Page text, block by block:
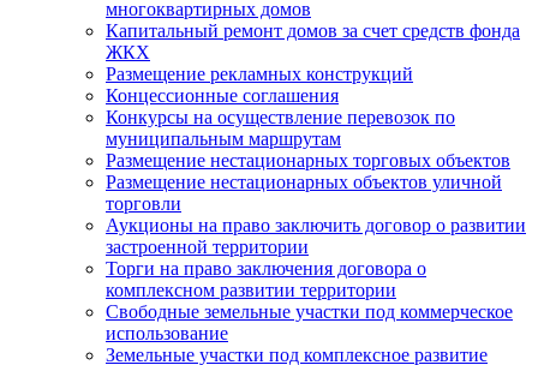
многоквартирных домов
Капитальный ремонт домов за счет средств фонда
ЖКХ
Размещение рекламных конструкций
Концессионные соглашения
Конкурсы на осуществление перевозок по
муниципальным маршрутам
Размещение нестационарных торговых объектов
Размещение нестационарных объектов уличной
торговли
Аукционы на право заключить договор о развитии
застроенной территории
Торги на право заключения договора о
комплексном развитии территории
Свободные земельные участки под коммерческое
использование
Земельные участки под комплексное развитие